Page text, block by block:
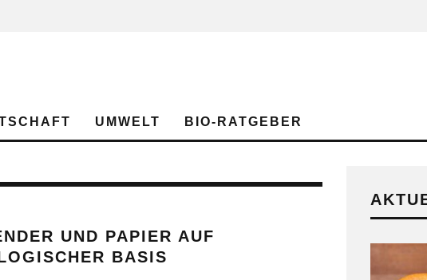
UMWELT BIO-RATGEBER
UND PAPIER AUF
BASIS